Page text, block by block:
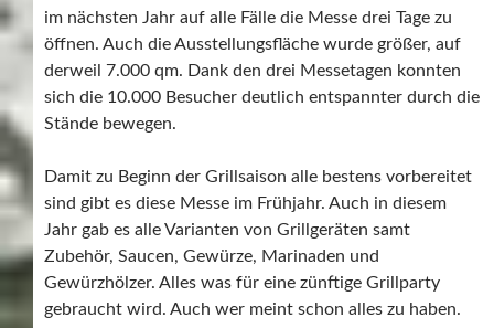
im nächsten Jahr auf alle Fälle die Messe drei Tage zu
öffnen. Auch die Ausstellungsfläche wurde größer, auf
derweil 7.000 qm. Dank den drei Messetagen konnten
sich die 10.000 Besucher deutlich entspannter durch die
Stände bewegen.
Damit zu Beginn der Grillsaison alle bestens vorbereitet
sind gibt es diese Messe im Frühjahr. Auch in diesem
Jahr gab es alle Varianten von Grillgeräten samt
Zubehör, Saucen, Gewürze, Marinaden und
Gewürzhölzer. Alles was für eine zünftige Grillparty
gebraucht wird. Auch wer meint schon alles zu haben.